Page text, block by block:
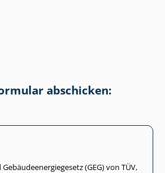
abschicken:
(GEG) von TÜV,